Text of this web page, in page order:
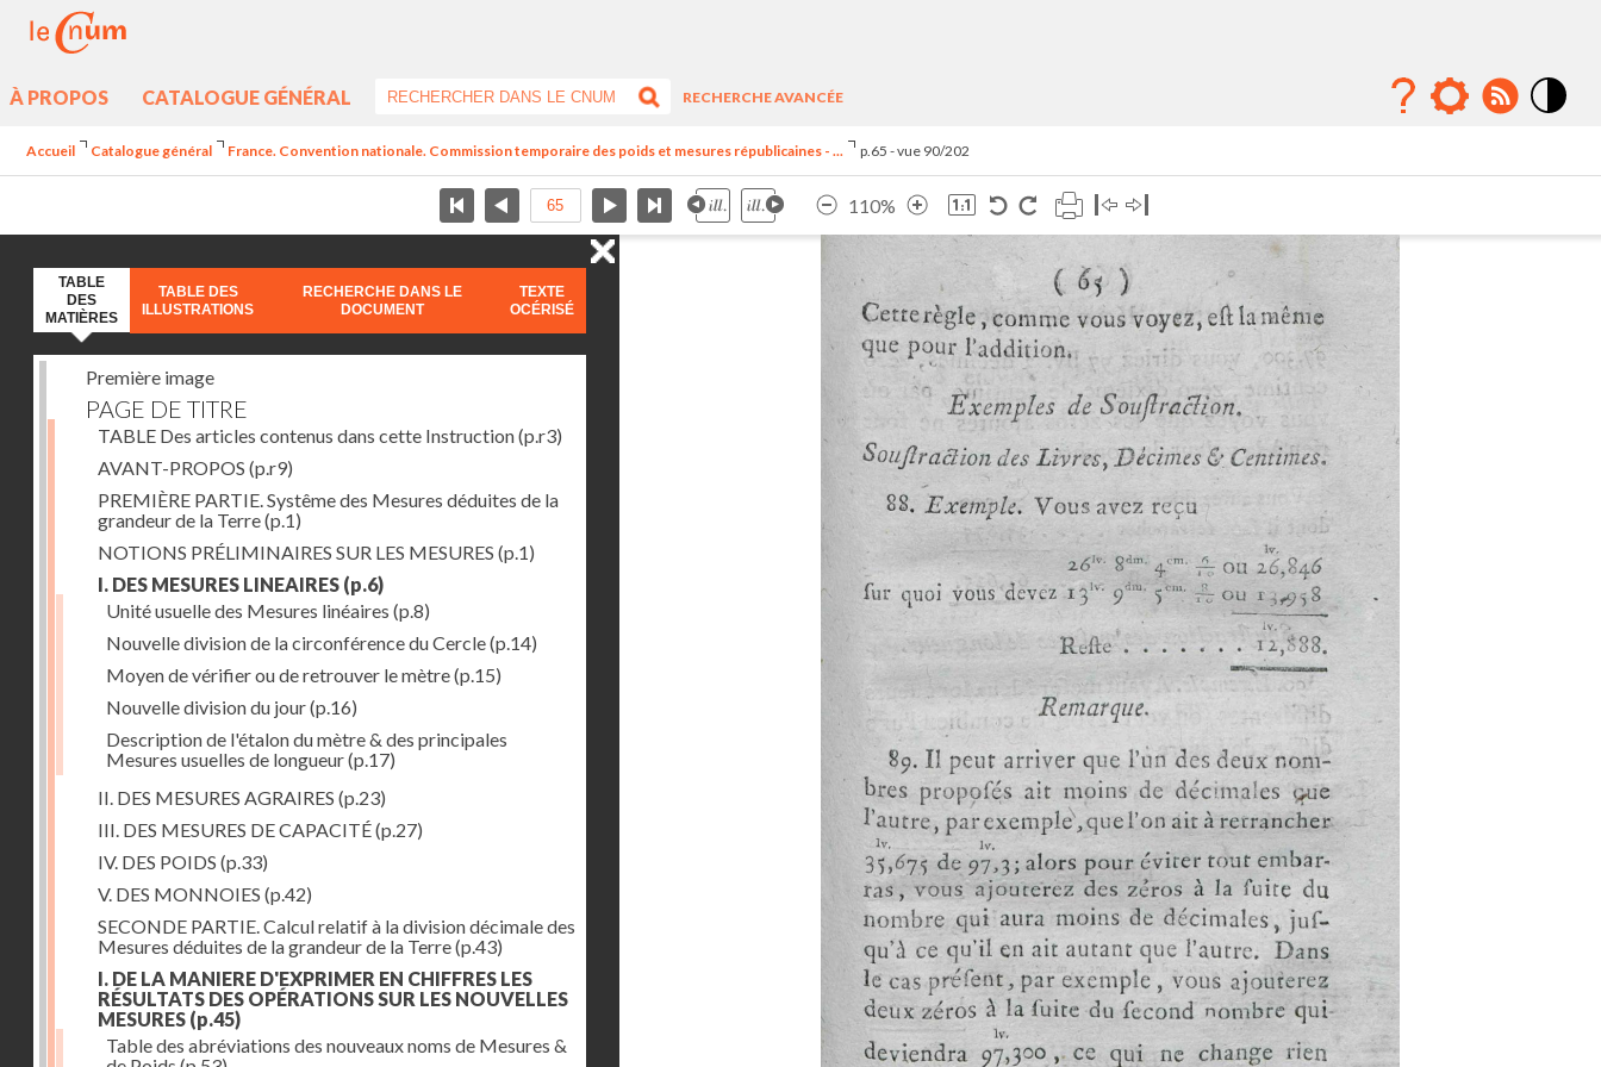
À PROPOS CATALOGUE GÉNÉRAL
RECHERCHE AVANCÉE
Accueil Catalogue général France. Convention nationale. Commission temporaire des poids et mesures républicaines - ... p.65 - vue 90/202
110%
TABLE
DES
MATIÈRES
TABLE DES
ILLUSTRATIONS
RECHERCHE DANS LE
DOCUMENT
TEXTE
OCÉRISÉ
Première image
PAGE DE TITRE
TABLE Des articles contenus dans cette Instruction(p.r3)
AVANT-PROPOS (p.r9)
PREMIÈRE PARTIE. Systême des Mesures déduites de la
grandeur de la Terre(p.1)
NOTIONS PRÉLIMINAIRES SUR LES MESURES (p.1)
I. DES MESURES LINEAIRES (p.6)
Unité usuelle des Mesures linéaires (p.8)
Nouvelle division de la circonférence du Cercle(p.14)
Moyen de vérifier ou de retrouver le mètre(p.15)
Nouvelle division du jour(p.16)
Description de l'étalon du mètre & des principales
Mesures usuelles de longueur(p.17)
II. DES MESURES AGRAIRES (p.23)
III. DES MESURES DE CAPACITÉ(p.27)
IV. DES POIDS (p.33)
V. DES MONNOIES (p.42)
SECONDE PARTIE. Calcul relatif à la division décimale des
Mesures déduites de la grandeur de la Terre(p.43)
I. DE LA MANIERE D'EXPRIMER EN CHIFFRES LES
RÉSULTATS DES OPÉRATIONS SUR LES NOUVELLES
MESURES (p.45)
Table des abréviations des nouveaux noms de Mesures &